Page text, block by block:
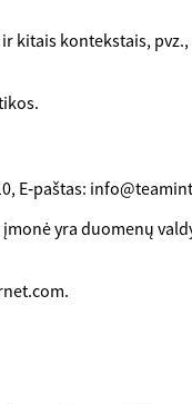
kitais kontekstais,
E‑paštas:
yra duomenų